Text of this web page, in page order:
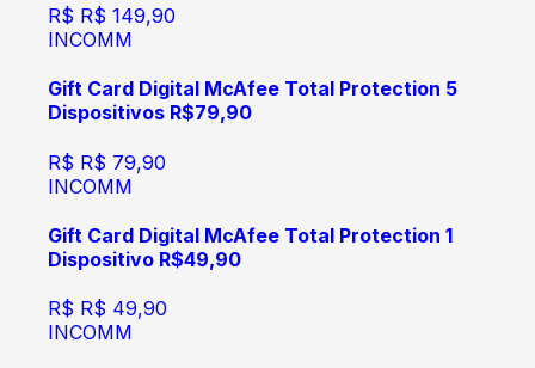
R$ R$ 149,90
INCOMM
Gift Card Digital McAfee Total Protection 5
Dispositivos R$79,90
R$ R$ 79,90
INCOMM
Gift Card Digital McAfee Total Protection 1
Dispositivo R$49,90
R$ R$ 49,90
INCOMM